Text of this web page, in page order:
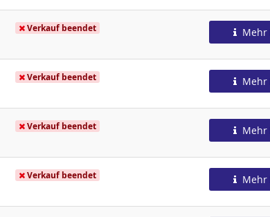
Verkauf beendet Mehr
Verkauf beendet Mehr
Verkauf beendet Mehr
Verkauf beendet Mehr